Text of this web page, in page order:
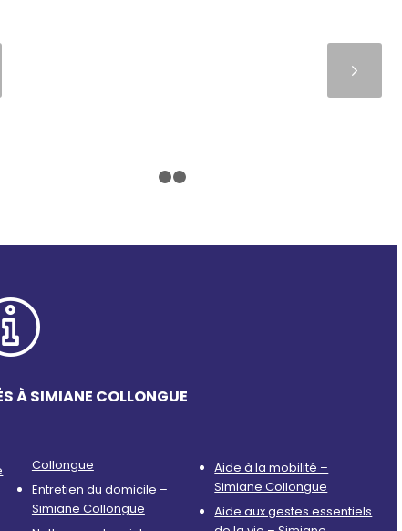
À SIMIANE COLLONGUE
Collongue
Entretien du domicile –
Simiane Collongue
Aide à la mobilité –
Simiane Collongue
Aide aux gestes essentiels